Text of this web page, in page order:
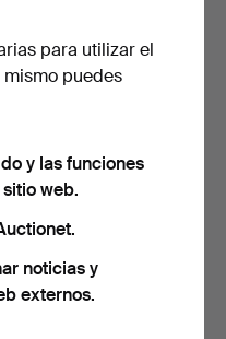
BENGT OLSON. Sin título,
óleo sobre lienzo…
Subastado 10 may 2026
para utilizar el
puedes
y las funciones
web.
noticias y
externos.